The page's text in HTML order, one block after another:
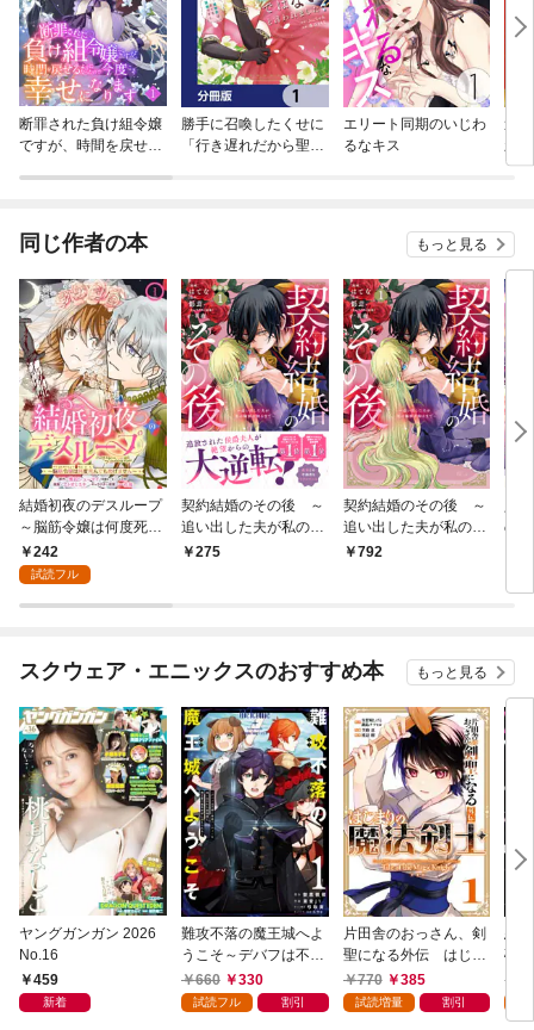
断罪された負け組令嬢
ですが、時間を戻せる
勝手に召喚したくせに
「行き遅れだから聖女
エリート同期のいじわ
るなキス
追
新
した
同じ作者の本 もっと見る
結婚初夜のデスループ
～脳筋令嬢は何度死ん
でもめげません～【分
冊版】 1
242
試読フル
契約結婚のその後 ～
追い出した夫が私の価
値を知るまで～ 分冊
275
契約結婚のその後 ～
追い出した夫が私の価
値を知るまで～（１）
792
の
スクウェア・エニックスのおすすめ本 もっと見る
ヤングガンガン 2026
No.16
459
新着
難攻不落の魔王城へよ
うこそ～デバフは不要
と勇者パーティーを追
い出された黒魔導士、
660 330
試読フル 割引
片田舎のおっさん、剣
聖になる外伝 はじま
りの魔法剣士 1巻
770 385
試読増量 割引
悪
破
叩
つ
か